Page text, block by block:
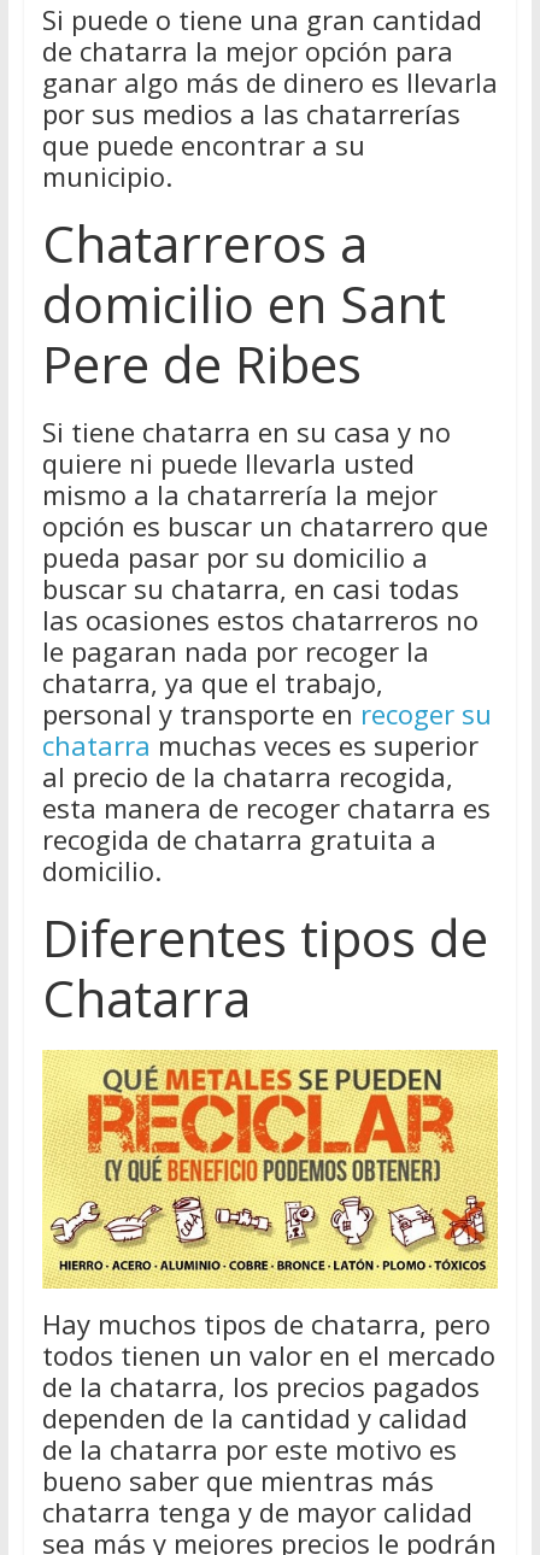
Si puede o tiene una gran cantidad
de chatarra la mejor opción para
ganar algo más de dinero es llevarla
por sus medios a las chatarrerías
que puede encontrar a su
municipio.
Chatarreros a
domicilio en Sant
Pere de Ribes
Si tiene chatarra en su casa y no
quiere ni puede llevarla usted
mismo a la chatarrería la mejor
opción es buscar un chatarrero que
pueda pasar por su domicilio a
buscar su chatarra, en casi todas
las ocasiones estos chatarreros no
le pagaran nada por recoger la
chatarra, ya que el trabajo,
personal y transporte en recoger su
chatarra muchas veces es superior
al precio de la chatarra recogida,
esta manera de recoger chatarra es
recogida de chatarra gratuita a
domicilio.
Diferentes tipos de
Chatarra
Hay muchos tipos de chatarra, pero
todos tienen un valor en el mercado
de la chatarra, los precios pagados
dependen de la cantidad y calidad
de la chatarra por este motivo es
bueno saber que mientras más
chatarra tenga y de mayor calidad
sea más y mejores precios le podrán